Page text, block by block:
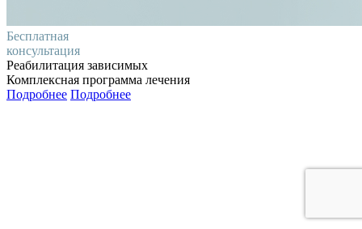
Бесплатная
консультация
Реабилитация зависимых
Комплексная программа лечения
Подробнее Подробнее